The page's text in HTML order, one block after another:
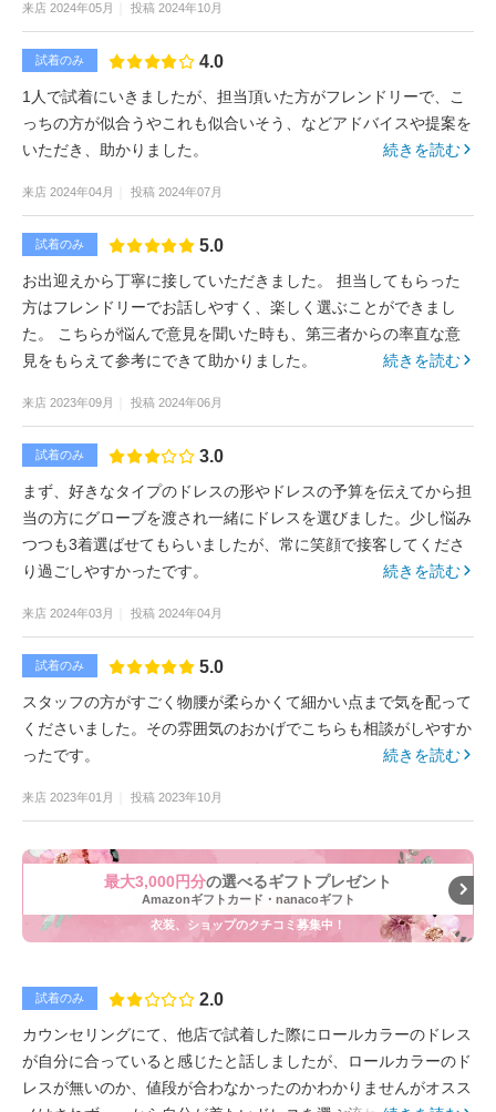
来店 2024年05月 投稿 2024年10月
試着のみ 4.0
1人で試着にいきましたが、担当頂いた方がフレンドリーで、こ
っちの方が似合うやこれも似合いそう、などアドバイスや提案を
いただき、助かりました。
続きを読む
来店 2024年04月 投稿 2024年07月
試着のみ 5.0
お出迎えから丁寧に接していただきました。 担当してもらった
方はフレンドリーでお話しやすく、楽しく選ぶことができまし
た。 こちらが悩んで意見を聞いた時も、第三者からの率直な意
見をもらえて参考にできて助かりました。
続きを読む
来店 2023年09月 投稿 2024年06月
試着のみ 3.0
まず、好きなタイプのドレスの形やドレスの予算を伝えてから担
当の方にグローブを渡され一緒にドレスを選びました。少し悩み
つつも3着選ばせてもらいましたが、常に笑顔で接客してくださ
り過ごしやすかったです。
続きを読む
来店 2024年03月 投稿 2024年04月
試着のみ 5.0
スタッフの方がすごく物腰が柔らかくて細かい点まで気を配って
くださいました。その雰囲気のおかげでこちらも相談がしやすか
ったです。
続きを読む
来店 2023年01月 投稿 2023年10月
最大3,000円分の選べるギフトプレゼント
Amazonギフトカード・nanacoギフト
衣装、ショップのクチコミ募集中！
試着のみ 2.0
カウンセリングにて、他店で試着した際にロールカラーのドレス
が自分に合っていると感じたと話しましたが、ロールカラーのド
レスが無いのか、値段が合わなかったのかわかりませんがオスス